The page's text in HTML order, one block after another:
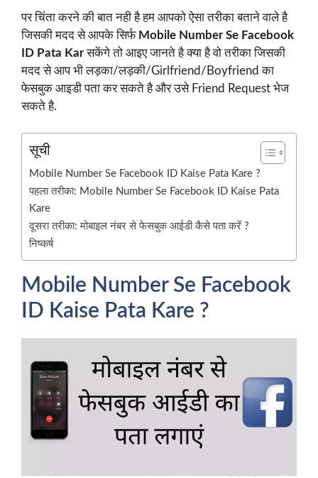
पर चिंता करने की बात नही है हम आपको ऐसा तरीका बताने वाले है
जिसकी मदद से आपके सिर्फ Mobile Number Se Facebook
ID Pata Karसकेंगे तो आइए जानते है क्या है वो तरीका जिसकी
मदद से आप भी लड़का/लड़की/Girlfriend/Boyfriend का
फेसबुक आइडी पता कर सकते है और उसे Friend Request भेज
सकते है.
सूची
Mobile Number Se Facebook ID Kaise Pata Kare ?
पहला तरीका: Mobile Number Se Facebook ID Kaise Pata
Kare
दूसरा तरीका: मोबाइल नंबर से फेसबुक आईडी कैसे पता करें ?
निष्कर्ष
Mobile Number Se Facebook
ID Kaise Pata Kare ?